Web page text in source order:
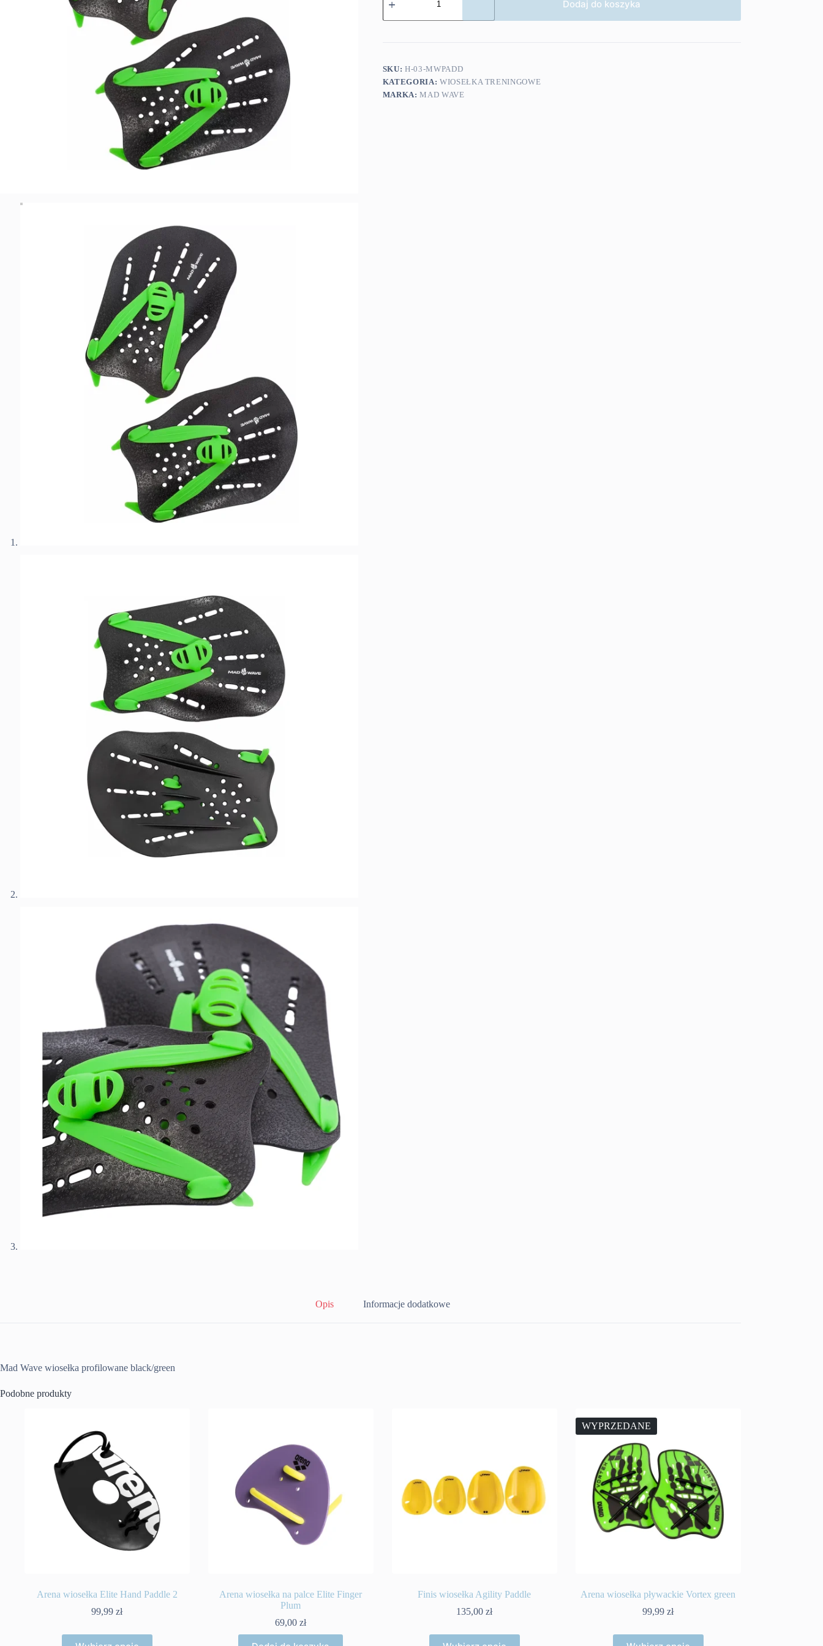
Mad
wiosełka
Dodaj do koszyka
SKU:H-03-MWPADD
KATEGORIA: WIOSEŁKA TRENINGOWE
MARKA:MAD WAVE
Opis Informacje dodatkowe
Mad Wave wiosełka profilowane black/green
Podobne produkty
Arena wiosełka Elite Hand Paddle 2
99,99zł
Arena wiosełka na palce Elite Finger
Plum
69,00zł
Finis wiosełka Agility Paddle
135,00zł
WYPRZEDANE
Arena wiosełka pływackie Vortex green
99,99zł